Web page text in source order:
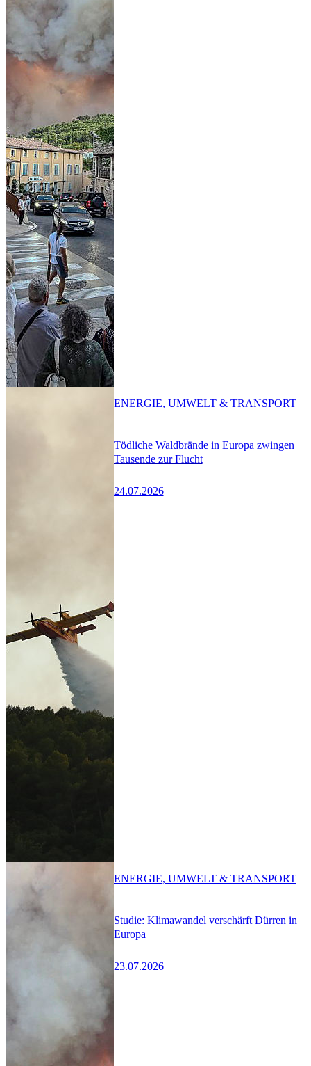
Tödliche Waldbrände in Europa zwingen
Tausende zur Flucht
24.07.2026
ENERGIE, UMWELT & TRANSPORT
Studie: Klimawandel verschärft Dürren in
Europa
23.07.2026
ENERGIE, UMWELT & TRANSPORT